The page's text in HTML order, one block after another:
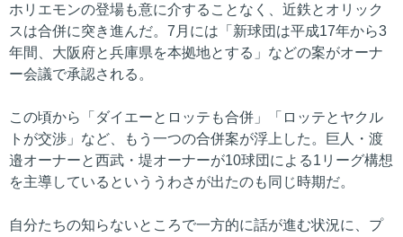
ホリエモンの登場も意に介することなく、近鉄とオリック
スは合併に突き進んだ。7月には「新球団は平成17年から3
年間、大阪府と兵庫県を本拠地とする」などの案がオーナ
ー会議で承認される。
この頃から「ダイエーとロッテも合併」「ロッテとヤクル
トが交渉」など、もう一つの合併案が浮上した。巨人・渡
邉オーナーと西武・堤オーナーが10球団による1リーグ構想
を主導しているといううわさが出たのも同じ時期だ。
自分たちの知らないところで一方的に話が進む状況に、プ